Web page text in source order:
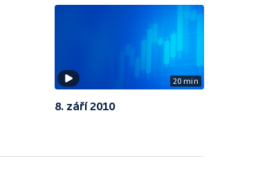
20 min
8. září 2010